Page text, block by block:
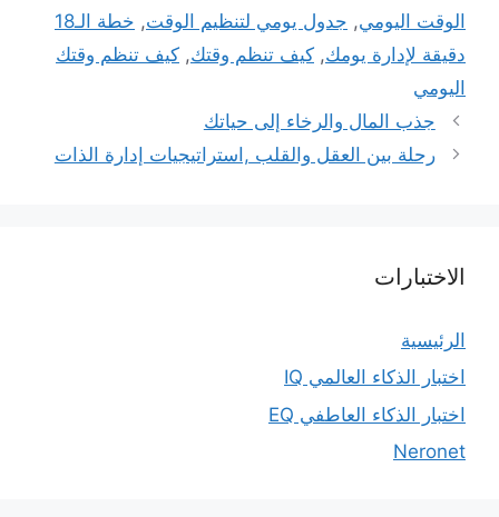
الوقت اليومي, جدول يومي لتنظيم الوقت,
خطة الـ18
دقيقة لإدارة يومك, كيف تنظم وقتك, كيف تنظم وقتك
اليومي
جذب المال والرخاء إلى حياتك
رحلة بين العقل والقلب ,استراتيجيات إدارة الذات
الاختبارات
الرئيسية
اختبار الذكاء العالمي IQ
اختبار الذكاء العاطفي EQ
Neronet